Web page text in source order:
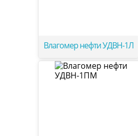
Влагомер нефти УДВН-1Л